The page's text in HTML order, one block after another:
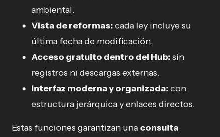
ambiental.
Vista de reformas: cada ley incluye su
última fecha de modificación.
Acceso gratuito dentro del Hub: sin
registros ni descargas externas.
Interfaz moderna y organizada: con
estructura jerárquica y enlaces directos.
Estas funciones garantizan una consulta